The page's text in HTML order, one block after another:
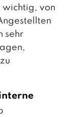
wichtig, von
sehr